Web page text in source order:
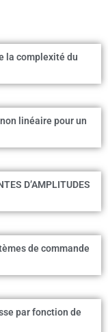
la complexité du
linéaire pour un
D’AMPLITUDES
de commande
par fonction de